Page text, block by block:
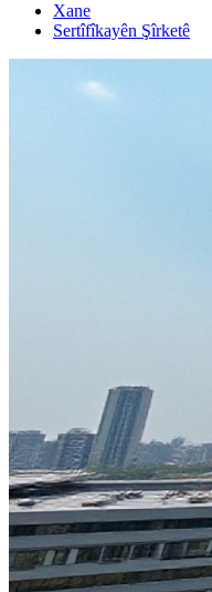
Xane
Sertîfîkayên Şîrketê